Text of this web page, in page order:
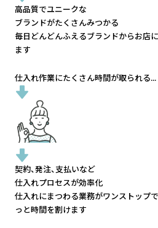
高品質でユニークな
ブランドがたくさんみつかる
毎日どんどんふえるブランドからお店
ます
仕入れ作業にたくさん時間が取られる...
契約、発注、支払いなど
仕入れプロセスが効率化
仕入れにまつわる業務がワンストップで
っと時間を割けます